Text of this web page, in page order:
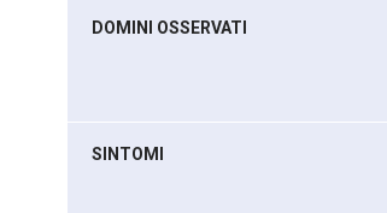
DOMINI OSSERVATI
SINTOMI